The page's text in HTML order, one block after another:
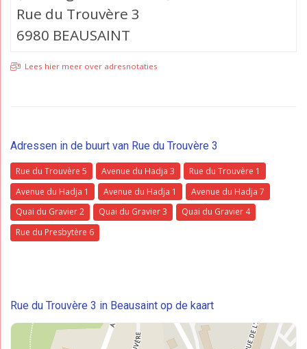
Rue du Trouvère 3
6980 BEAUSAINT
Lees hier meer over adresnotaties
Adressen in de buurt van Rue du Trouvère 3
Rue du Trouvère 5 Avenue du Hadja 3
Rue du Trouvère 1
Avenue du Hadja 1
Avenue du Hadja 1
Avenue du Hadja 7
Quai du Gravier 2
Quai du Gravier 3
Quai du Gravier 4
Rue du Presbytère 6
Rue du Trouvère 3 in Beausaint op de kaart